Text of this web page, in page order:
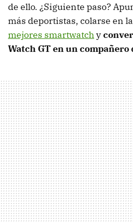
de ello. ¿Siguiente paso?
más deportistas, colarse en
mejores smartwatchy
Watch GT en un compañero